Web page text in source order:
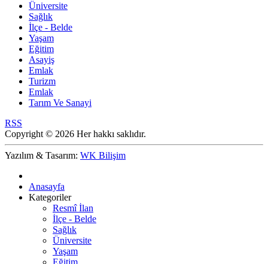
Üniversite
Sağlık
İlçe - Belde
Yaşam
Eğitim
Asayiş
Emlak
Turizm
Emlak
Tarım Ve Sanayi
RSS
Copyright © 2026 Her hakkı saklıdır.
Yazılım & Tasarım: WK Bilişim
Anasayfa
Kategoriler
Resmî İlan
İlçe - Belde
Sağlık
Üniversite
Yaşam